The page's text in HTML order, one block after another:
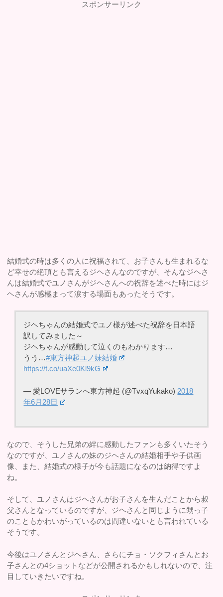
スポンサーリンク
結婚式の時は多くの人に祝福されて、お子さんも生まれるな
ど幸せの絶頂とも言えるジヘさんなのですが、そんなジヘさ
んは結婚式でユノさんがジヘさんへの祝辞を述べた時にはジ
ヘさんが感極まって涙する場面もあったそうです。
ジヘちゃんの結婚式でユノ様が述べた祝辞を日本語
訳してみました～
ジヘちゃんが感動して泣くのもわかります…
うう…#東方神起ユノ妹結婚
https://t.co/uaXe0Kl9kG
— 愛LOVEサランへ東方神起 (@TvxqYukako) 2018
年6月28日
なので、そうした兄弟の絆に感動したファンも多くいたそう
なのですが、ユノさんの妹のジヘさんの結婚相手や子供画
像、また、結婚式の様子が今も話題になるのは納得ですよ
ね。
そして、ユノさんはジヘさんがお子さんを生んだことから叔
父さんとなっているのですが、ジヘさんと同じように甥っ子
のこともかわいがっているのは間違いないとも言われている
そうです。
今後はユノさんとジヘさん、さらにチョ・ソクフィさんとお
子さんとの4ショットなどが公開されるかもしれないので、注
目していきたいですね。